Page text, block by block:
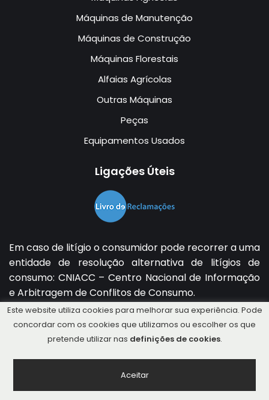
Máquinas de Manutenção
Máquinas de Construção
Máquinas Florestais
Alfaias Agrícolas
Outras Máquinas
Peças
Equipamentos Usados
Ligações Úteis
Em caso de litígio o consumidor pode recorrer a uma
entidade de resolução alternativa de litígios de
consumo: CNIACC – Centro Nacional de Informação
e Arbitragem de Conflitos de Consumo.
Mais informações emDireção-Geral do Consumidor.
Copyright © 2026 Tractorusseira Lda. Powered by
Este website utiliza cookies para melhorar sua experiência. Pode
concordar com os cookies que utilizamos ou escolher os que
pretende utilizar nas definições de cookies.
Aceitar